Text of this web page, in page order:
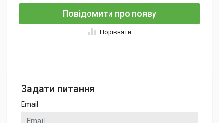
Повідомити про появу
Порівняти
Задати питання
Email